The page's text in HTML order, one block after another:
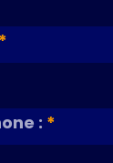
*
: *